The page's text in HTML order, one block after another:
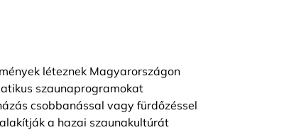
léteznek Magyarországon
szaunaprogramokat
csobbanással vagy fürdőzéssel
a hazai szaunakultúrát